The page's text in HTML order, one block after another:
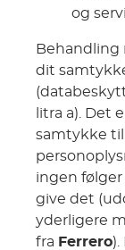
og
Behandling
dit
litra a). Det
samtykke til
ingen
give det
yderligere
fra Ferrero